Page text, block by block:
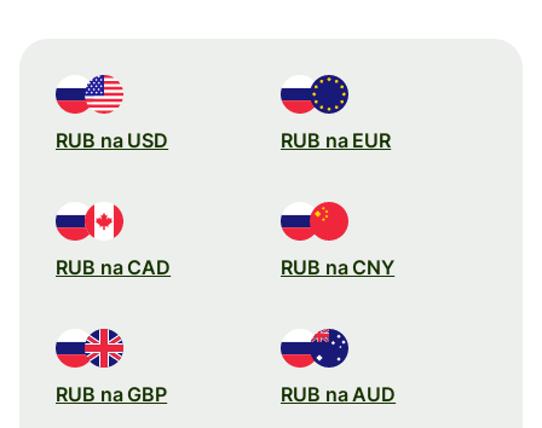
RUB na USD RUB na EUR
RUB na CAD RUB na CNY
RUB na GBP RUB na AUD